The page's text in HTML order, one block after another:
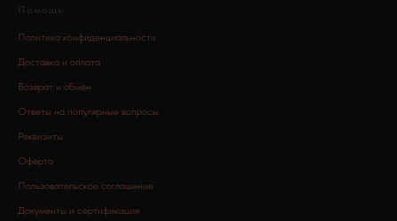
Помощь
Политика конфиденциальности
Доставка и оплата
Возврат и обмен
Ответы на популярные вопросы
Реквизиты
Оферта
Пользовательское соглашение
Документы и сертификация